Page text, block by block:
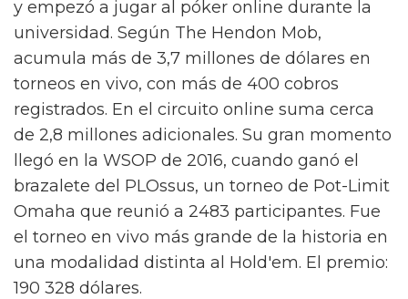
y empezó a jugar al póker online durante la
universidad. Según The Hendon Mob,
acumula más de 3,7 millones de dólares en
torneos en vivo, con más de 400 cobros
registrados. En el circuito online suma cerca
de 2,8 millones adicionales. Su gran momento
llegó en la WSOP de 2016, cuando ganó el
brazalete del PLOssus, un torneo de Pot-Limit
Omaha que reunió a 2483 participantes. Fue
el torneo en vivo más grande de la historia en
una modalidad distinta al Hold'em. El premio:
190 328 dólares.